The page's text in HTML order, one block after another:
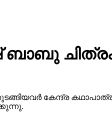
കേന്ദ്ര